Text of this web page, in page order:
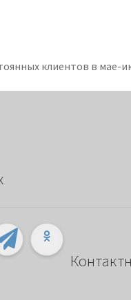
клиентов в мае-